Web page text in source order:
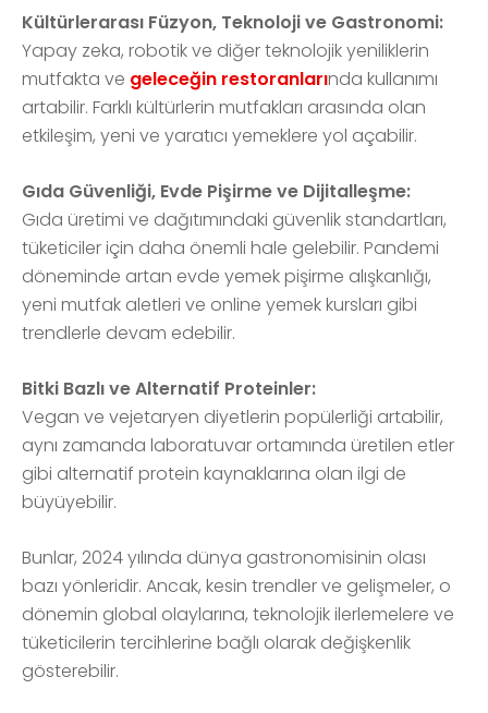
Kültürlerarası Füzyon, Teknoloji ve Gastronomi:
Yapay zeka, robotik ve diğer teknolojik yeniliklerin
mutfakta ve geleceğin restoranlarında kullanımı
artabilir. Farklı kültürlerin mutfakları arasında olan
etkileşim, yeni ve yaratıcı yemeklere yol açabilir.
Gıda Güvenliği, Evde Pişirme ve Dijitalleşme:
Gıda üretimi ve dağıtımındaki güvenlik standartları,
tüketiciler için daha önemli hale gelebilir. Pandemi
döneminde artan evde yemek pişirme alışkanlığı,
yeni mutfak aletleri ve online yemek kursları gibi
trendlerle devam edebilir.
Bitki Bazlı ve Alternatif Proteinler:
Vegan ve vejetaryen diyetlerin popülerliği artabilir,
aynı zamanda laboratuvar ortamında üretilen etler
gibi alternatif protein kaynaklarına olan ilgi de
büyüyebilir.
Bunlar, 2024 yılında dünya gastronomisinin olası
bazı yönleridir. Ancak, kesin trendler ve gelişmeler, o
dönemin global olaylarına, teknolojik ilerlemelere ve
tüketicilerin tercihlerine bağlı olarak değişkenlik
gösterebilir.